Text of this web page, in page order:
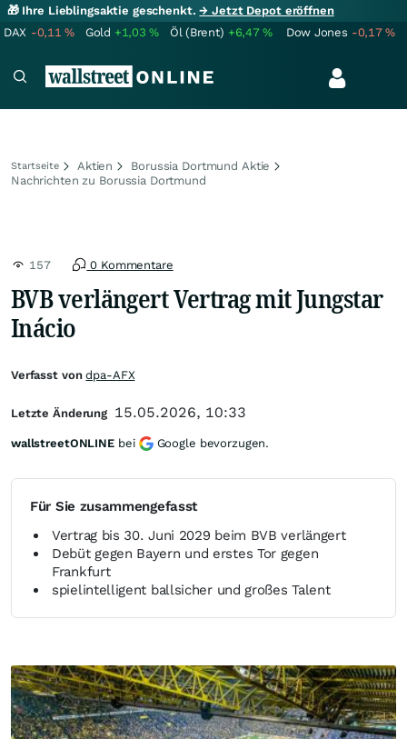
🎁 Ihre Lieblingsaktie geschenkt.→ Jetzt Depot eröffnen
DAX -0,11% Gold +1,03% Öl (Brent) +6,47% Dow Jones -0,17%
Startseite Aktien
Borussia Dortmund Aktie
Nachrichten zu Borussia Dortmund
157 0 Kommentare
BVB verlängert Vertrag mit Jungstar
Inácio
Für Sie zusammengefasst
Vertrag bis 30. Juni 2029 beim BVB verlängert
Debüt gegen Bayern und erstes Tor gegen
Frankfurt
spielintelligent ballsicher und großes Talent
Verfasst vondpa-AFX
Letzte Änderung 15.05.2026, 10:33
wallstreetONLINE bei Google bevorzugen.